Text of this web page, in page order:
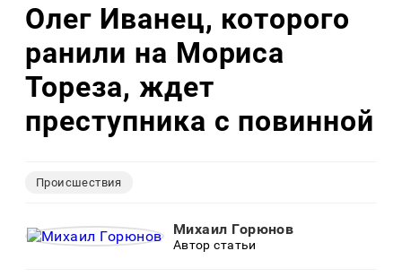
Олег Иванец, которого
ранили на Мориса
Тореза, ждет
преступника с повинной
Происшествия
Михаил Горюнов
Автор статьи